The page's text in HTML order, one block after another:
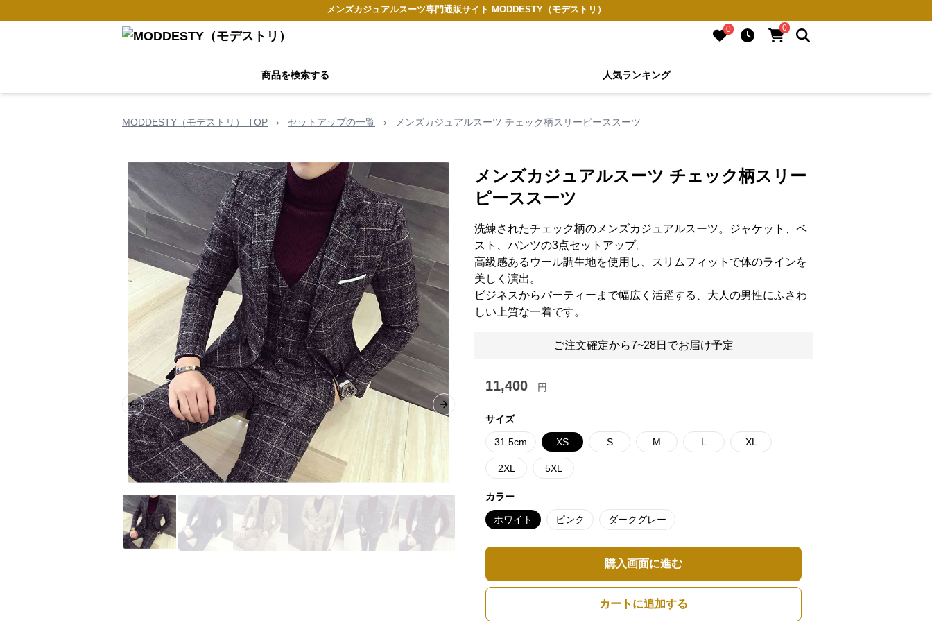
メンズカジュアルスーツ専門通販サイト MODDESTY（モデストリ）
0 0
商品を検索する 人気ランキング
MODDESTY（モデストリ） TOP › セットアップの一覧 › メンズカジュアルスーツ チェック柄スリーピーススーツ
Previous slide Next slide
メンズカジュアルスーツ チェック柄スリー
ピーススーツ
洗練されたチェック柄のメンズカジュアルスーツ。ジャケット、ベ
スト、パンツの3点セットアップ。
高級感あるウール調生地を使用し、スリムフィットで体のラインを
美しく演出。
ビジネスからパーティーまで幅広く活躍する、大人の男性にふさわ
しい上質な一着です。
ご注文確定から7~28日でお届け予定
11,400 円
サイズ
31.5cm XS S M L XL
2XL 5XL
カラー
ホワイト ピンク ダークグレー
購入画面に進む
カートに追加する